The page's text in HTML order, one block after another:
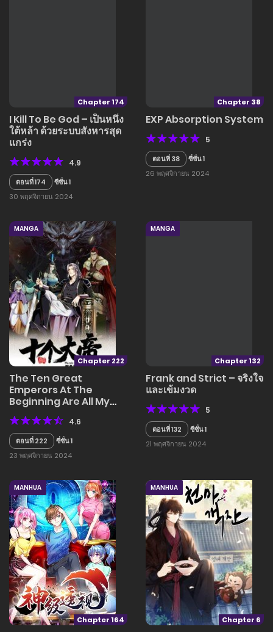
Chapter 174
I Kill To Be God – เป็นหนึ่ง
ใต้หล้า ด้วยระบบสังหารสุด
แกร่ง
4.9
ตอนที่ 174
ซีซั่น 1
30 พฤศจิกายน 2024
Chapter 38
EXP Absorption System
5
ตอนที่ 38
ซี่ซั่น 1
26 พฤศจิกายน 2024
Chapter 222
MANGA
The Ten Great
Emperors At The
Beginning Are All My
Apprentices – สิบ
มหาจักรพรรดิล้วนเป็นศิษย์
ของข้า
4.6
ตอนที่ 222
ซี่ซั่น 1
23 พฤศจิกายน 2024
Chapter 132
MANGA
Frank and Strict – จริงใจ
และเข้มงวด
5
ตอนที่ 132
ซีซั่น 1
21 พฤศจิกายน 2024
Chapter 164
MANHUA
Chapter 6
MANHUA